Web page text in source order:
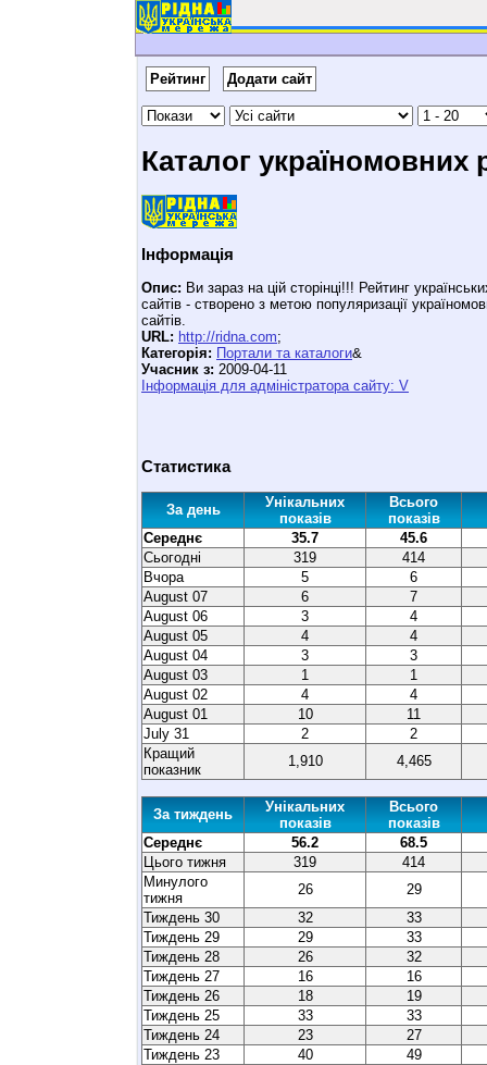
Рейтинг Додати сайт
Каталог україномовних
Інформація
Опис: Ви зараз на цій сторінці!!! Рейтинг
сайтів - створено з метою популяризації
сайтів.
URL: http://ridna.com;
Категорія: Портали та каталоги&
Учасник з: 2009-04-11
Інформація для адміністратора сайту: V
Статистика
За день
Унікальних
показів
Всього
показів
Середнє
35.7
45.6
Сьогодні
319
414
Вчора
5
6
August 07
6
7
August 06
3
4
August 05
4
4
August 04
3
3
August 03
1
1
August 02
4
4
August 01
10
11
July 31
2
2
Кращий
показник
1,910 4,465
За тиждень
Унікальних
показів
Всього
показів
Середнє
56.2
68.5
Цього тижня
319
414
Минулого
тижня
26
29
Тиждень 30
32
33
Тиждень 29
29
33
Тиждень 28
26
32
Тиждень 27
16
16
Тиждень 26
18
19
Тиждень 25
33
33
Тиждень 24
23
27
Тиждень 23
40
49